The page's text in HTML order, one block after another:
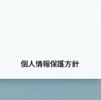
個人情報保護方針